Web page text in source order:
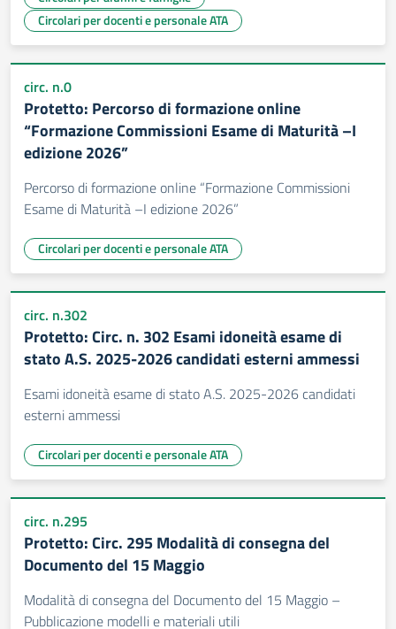
Circolari per docenti e personale ATA
circ. n.0
Protetto: Percorso di formazione online
“Formazione Commissioni Esame di Maturità –I
edizione 2026”
Percorso di formazione online “Formazione Commissioni
Esame di Maturità –I edizione 2026”
Circolari per docenti e personale ATA
circ. n.302
Protetto: Circ. n. 302 Esami idoneità esame di
stato A.S. 2025-2026 candidati esterni ammessi
Esami idoneità esame di stato A.S. 2025-2026 candidati
esterni ammessi
Circolari per docenti e personale ATA
circ. n.295
Protetto: Circ. 295 Modalità di consegna del
Documento del 15 Maggio
Modalità di consegna del Documento del 15 Maggio –
Pubblicazione modelli e materiali utili